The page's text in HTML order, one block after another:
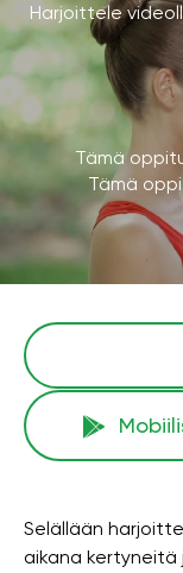
Harjoittele
Tämä
Tämä
Selällään
aikana